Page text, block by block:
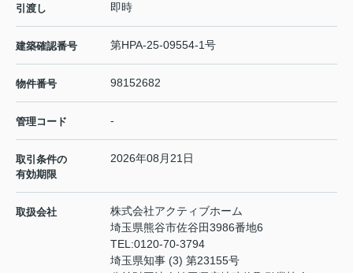
引渡し 即時
建築確認番号 第HPA-25-09554-1号
物件番号 98152682
管理コード -
取引条件の
有効期限
2026年08月21日
取扱会社
株式会社アクティブホーム
埼玉県熊谷市佐谷田3986番地6
TEL:0120-70-3794
埼玉県知事 (3) 第23155号